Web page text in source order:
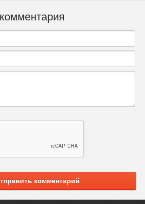
комментарий